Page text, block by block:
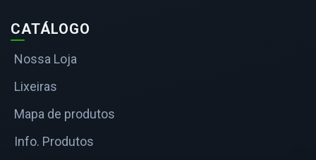
CATÁLOGO
Nossa Loja
Lixeiras
Mapa de produtos
Info. Produtos